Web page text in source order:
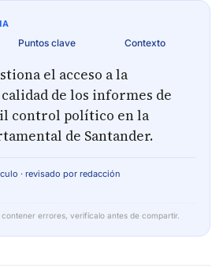
Puntos clave Contexto
el acceso a la
de los informes de
control político en la
de Santander.
· revisado por redacción
contener errores, verifícalo antes de compartir.